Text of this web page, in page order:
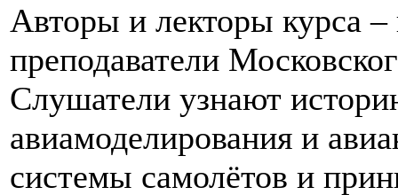
Авторы и лекторы курса
преподаватели
Слушатели узнают
авиамоделирования и
системы самолётов и